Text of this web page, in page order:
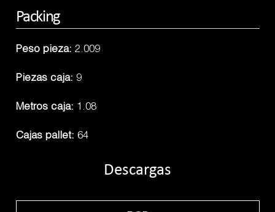
Packing
Peso pieza: 2.009
Piezas caja: 9
Metros caja: 1.08
Cajas pallet: 64
Descargas